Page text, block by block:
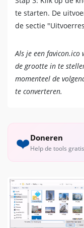
te starten. De
de sectie
Als je een
de grootte in te
momenteel de
te converteren.
❤️Doneren
Help de tools